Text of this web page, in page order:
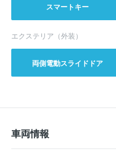
スマートキー
エクステリア（外装）
両側電動スライドドア
車両情報